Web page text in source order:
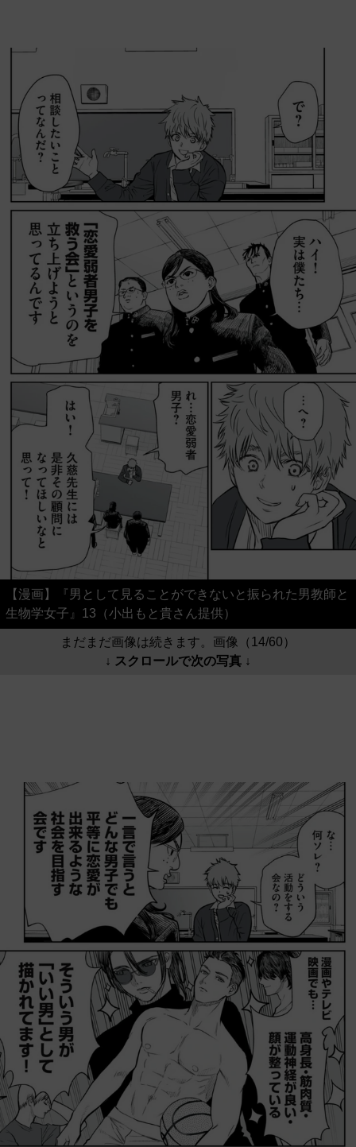
【漫画】『男として見ることができないと振られた男教師と
生物学女子』13（小出もと貴さん提供）
まだまだ画像は続きます。画像（14/60）
↓ スクロールで次の写真 ↓